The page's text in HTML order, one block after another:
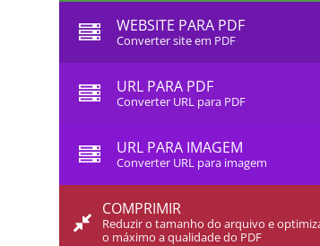
WEBSITE PARA PDF
Converter site em PDF
URL PARA PDF
Converter URL para PDF
URL PARA IMAGEM
Converter URL para imagem
COMPRIMIR
Reduzir o tamanho do arquivo e
o máximo a qualidade do PDF